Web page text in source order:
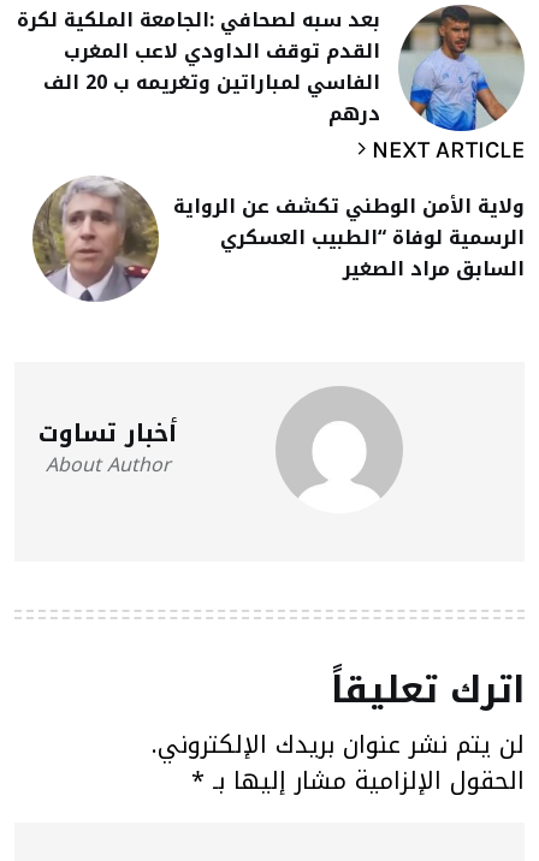
بعد سبه لصحافي :الجامعة الملكية لكرة
القدم توقف الداودي لاعب المغرب
الفاسي لمباراتين وتغريمه ب 20 الف
درهم
NEXT ARTICLE
ولاية الأمن الوطني تكشف عن الرواية
الرسمية لوفاة “الطبيب العسكري
السابق مراد الصغير
أخبار تساوت
About Author
اترك تعليقاً
لن يتم نشر عنوان بريدك الإلكتروني.
الحقول الإلزامية مشار إليها بـ *